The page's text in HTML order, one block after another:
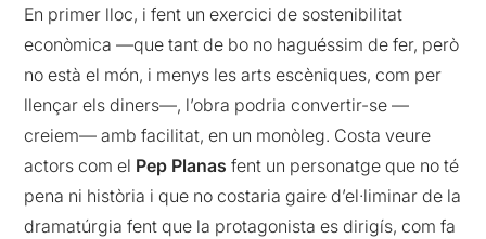
En primer lloc, i fent un exercici de sostenibilitat
econòmica —que tant de bo no haguéssim de fer, però
no està el món, i menys les arts escèniques, com per
llençar els diners—, l’obra podria convertir-se —
creiem— amb facilitat, en un monòleg. Costa veure
actors com el Pep Planas fent un personatge que no té
pena ni història i que no costaria gaire d’el·liminar de la
dramatúrgia fent que la protagonista es dirigís, com fa